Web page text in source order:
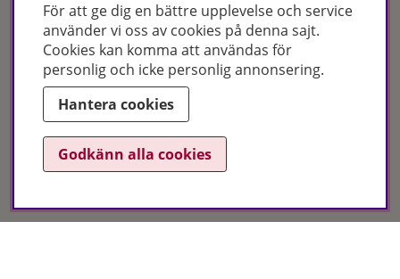
Certifikat
För att ge dig en bättre upplevelse och service
använder vi oss av cookies på denna sajt.
Cookies kan komma att användas för
personlig och icke personlig annonsering.
Hantera cookies
Godkänn alla cookies